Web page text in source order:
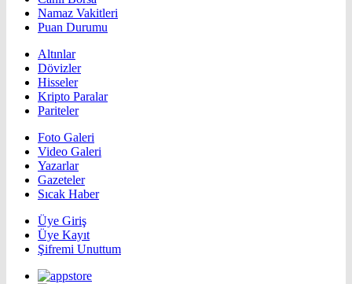
Namaz Vakitleri
Puan Durumu
Altınlar
Dövizler
Hisseler
Kripto Paralar
Pariteler
Foto Galeri
Video Galeri
Yazarlar
Gazeteler
Sıcak Haber
Üye Giriş
Üye Kayıt
Şifremi Unuttum